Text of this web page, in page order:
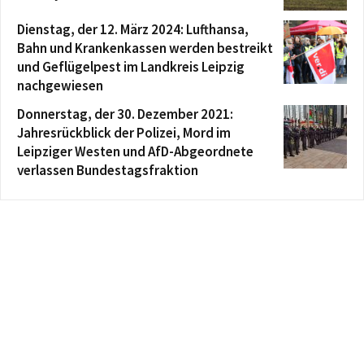
Dienstag, der 12. März 2024: Lufthansa,
Bahn und Krankenkassen werden bestreikt
und Geflügelpest im Landkreis Leipzig
nachgewiesen
Donnerstag, der 30. Dezember 2021:
Jahresrückblick der Polizei, Mord im
Leipziger Westen und AfD-Abgeordnete
verlassen Bundestagsfraktion